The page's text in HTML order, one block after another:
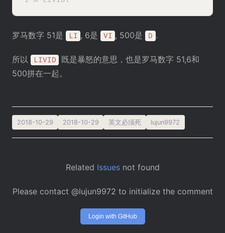
罗马数字 51是 LI , 6是 VI , 500是 D .
所以 LIVID
既是暴怒的意思，也是罗马数字 51,6和
500拼在一起。
2018-10-29 2018-10-29 英文必须死 lujun9972
Related Issuesnot found
Please contact @lujun9972 to initialize the comment
Login with GitHub